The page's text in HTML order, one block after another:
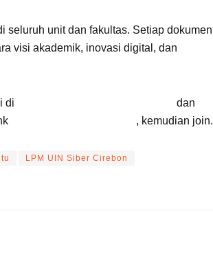
seluruh unit dan fakultas. Setiap dokumen
visi akademik, inovasi digital, dan
di
dan
, kemudian join.
LPM UIN Siber Cirebon